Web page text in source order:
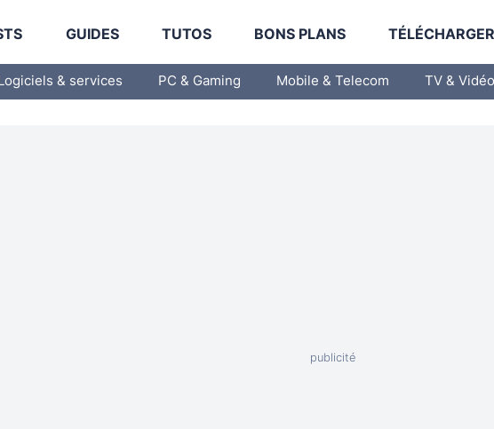
GUIDES TUTOS BONS PLANS
Logiciels & services PC & Gaming Mobile & Telecom TV & Vidéo